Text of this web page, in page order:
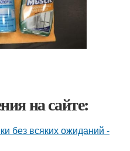
на сайте:
без всяких ожиданий -